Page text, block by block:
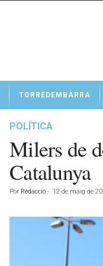
t
TORREDEMBARRA
POLÍTICA
Milers de
Catalunya
Por Redacció - 12 de maig de